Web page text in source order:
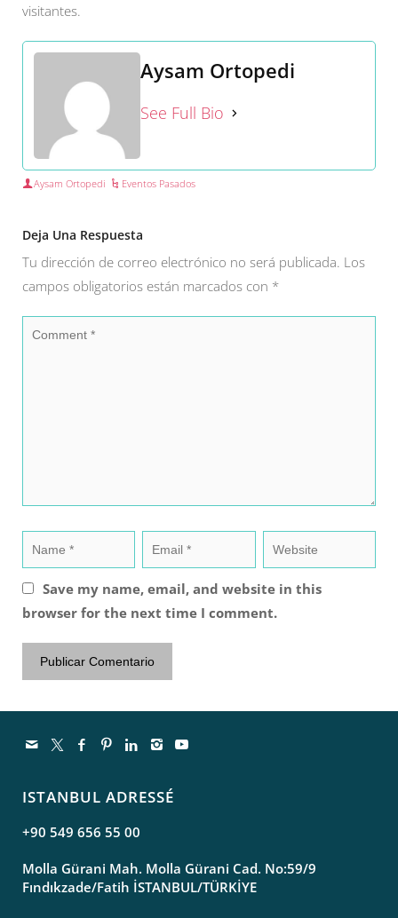
visitantes.
Aysam Ortopedi
See Full Bio
Aysam Ortopedi Eventos Pasados
Deja Una Respuesta
Tu dirección de correo electrónico no será publicada. Los
campos obligatorios están marcados con *
Save my name, email, and website in this
browser for the next time I comment.
ISTANBUL ADRESSÉ
+90 549 656 55 00
Molla Gürani Mah. Molla Gürani Cad. No:59/9
Fındıkzade/Fatih İSTANBUL/TÜRKİYE